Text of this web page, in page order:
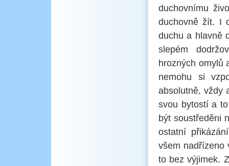
duchovnímu
duchovně žít. I
duchu a hlavně
slepém
hrozných omylů
nemohu si
absolutně, vždy
svou bytostí a
být soustředěni
ostatní
všem nadřízeno
to bez výjimek.